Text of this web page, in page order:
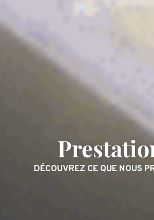
DÉCOUVREZ CE QUE NOUS